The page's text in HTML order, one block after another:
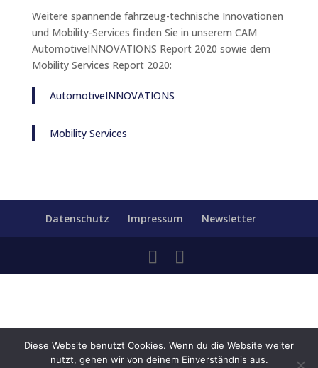
Weitere spannende fahrzeug-technische Innovationen
und Mobility-Services finden Sie in unserem CAM
AutomotiveINNOVATIONS Report 2020 sowie dem
Mobility Services Report 2020:
AutomotiveINNOVATIONS
Mobility Services
Datenschutz Impressum Newsletter
Diese Website benutzt Cookies. Wenn du die Website weiter
nutzt, gehen wir von deinem Einverständnis aus.